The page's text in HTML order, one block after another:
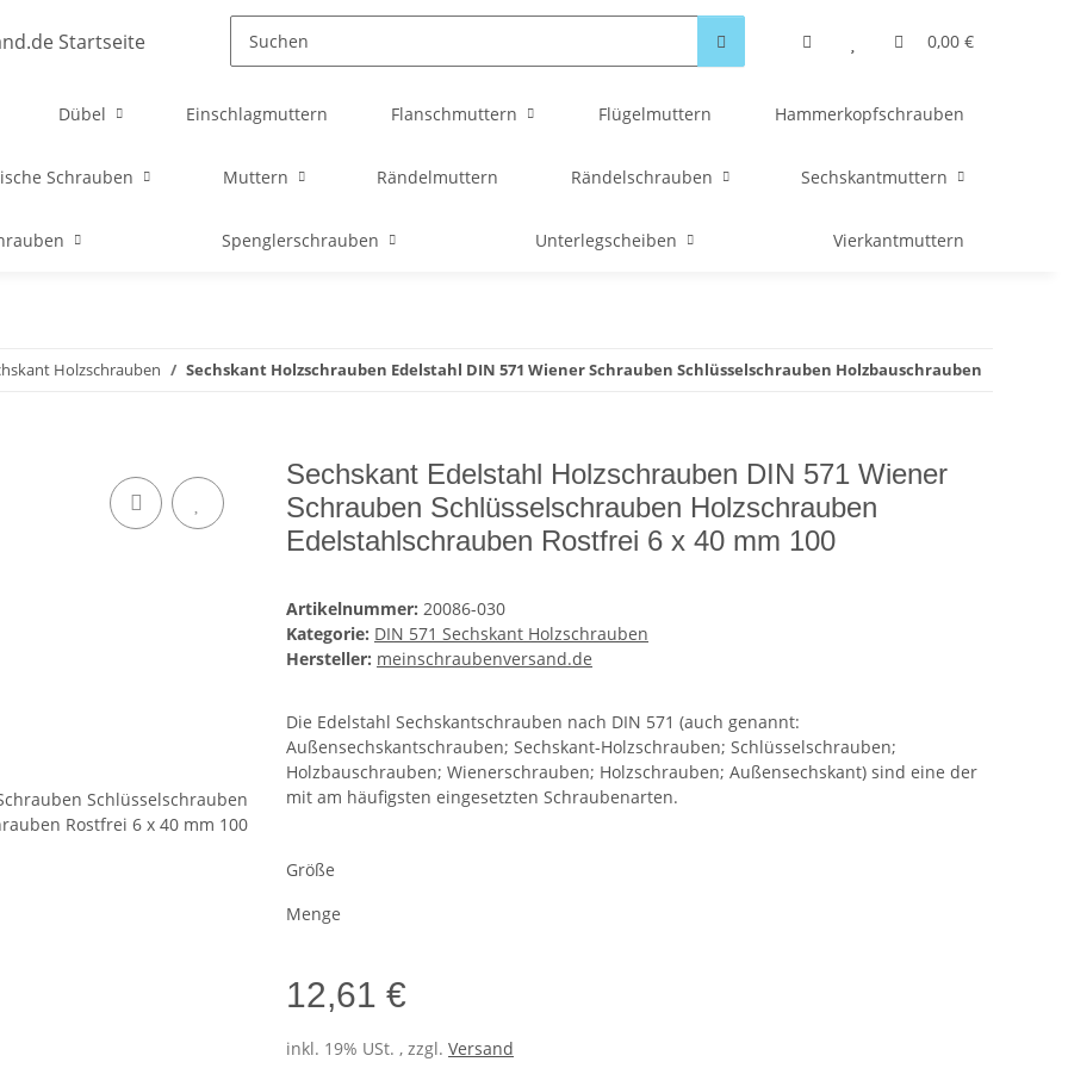
0,00 €
Dübel Einschlagmuttern Flanschmuttern Flügelmuttern Hammerkopfschrauben
Schrauben Muttern Rändelmuttern Rändelschrauben Sechskantmuttern
Spenglerschrauben Unterlegscheiben Vierkantmuttern
Holzschrauben Sechskant Holzschrauben Edelstahl DIN 571 Wiener Schrauben Schlüsselschrauben Holzbauschrauben
Sechskant Edelstahl Holzschrauben DIN 571 Wiener
Schrauben Schlüsselschrauben Holzschrauben
Edelstahlschrauben Rostfrei 6 x 40 mm 100
Artikelnummer: 20086-030
Kategorie: DIN 571 Sechskant Holzschrauben
Hersteller: meinschraubenversand.de
Die Edelstahl Sechskantschrauben nach DIN 571 (auch genannt:
Außensechskantschrauben; Sechskant-Holzschrauben; Schlüsselschrauben;
Holzbauschrauben; Wienerschrauben; Holzschrauben; Außensechskant) sind eine der
mit am häufigsten eingesetzten Schraubenarten.
Größe
Menge
12,61 €
inkl. 19% USt. , zzgl. Versand